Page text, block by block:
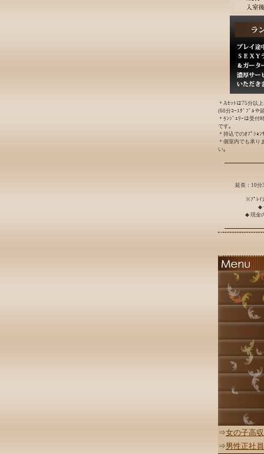
＊Aｾｯﾄは75分以
(60分ｺｰｽﾀﾞﾌﾞﾙや
＊ﾗﾝｼﾞｪﾘｰは受付
です｡
＊持込でのｵﾌﾟｼｮ
＊個室内でも承り
い｡
延長：10分
※ﾌﾟﾚｲ
◆
◆ 現金
⇒女の子高
⇒男性正社